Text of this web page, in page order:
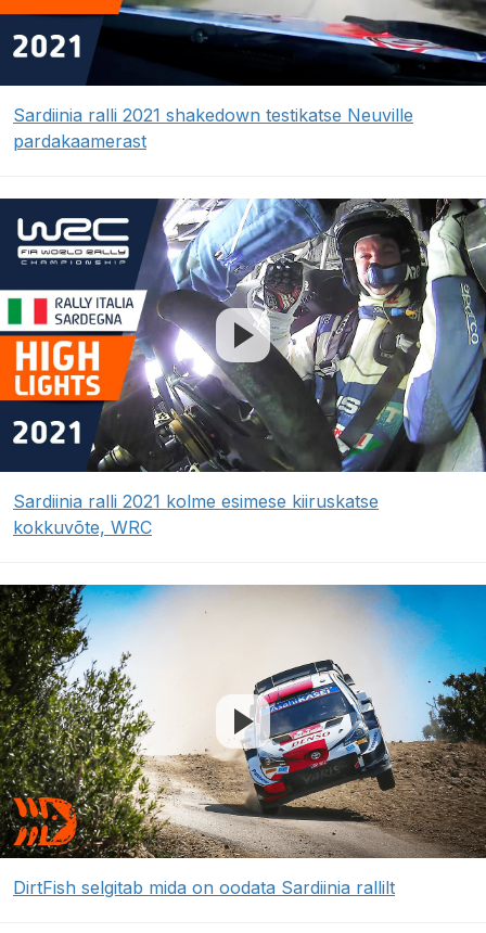
Sardiinia ralli 2021 shakedown testikatse Neuville
pardakaamerast
Sardiinia ralli 2021 kolme esimese kiiruskatse
kokkuvõte, WRC
DirtFish selgitab mida on oodata Sardiinia rallilt